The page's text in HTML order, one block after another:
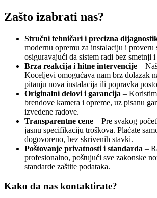
Zašto izabrati nas?
Stručni tehničari i precizna
modernu opremu za instalaciju i proveru
osiguravajući da sistem radi bez smetnji
Brza reakcija i hitne intervencije –
Koceljevi omogućava nam brz dolazak
pitanju nova instalacija ili popravka
Originalni delovi i garancija –
brendove kamera i opreme, uz pisanu
izvedene radove.
Transparentne cene – Pre svakog
jasnu specifikaciju troškova. Plaćate
dogovoreno, bez skrivenih stavki.
Poštovanje privatnosti i standarda –
profesionalno, poštujući sve zakonske
standarde zaštite podataka.
Kako da nas kontaktirate?